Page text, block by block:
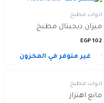
ادوات مطبخ
ميزان ديجيتال مطبخ
102
EGP
غير متوفر في المخزون
ادوات مطبخ
مانع اهتزاز